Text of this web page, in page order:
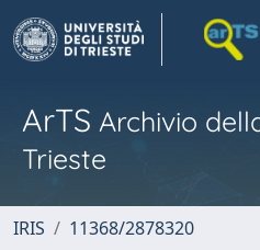
ArTS Archivio
Trieste
IRIS 11368/2878320